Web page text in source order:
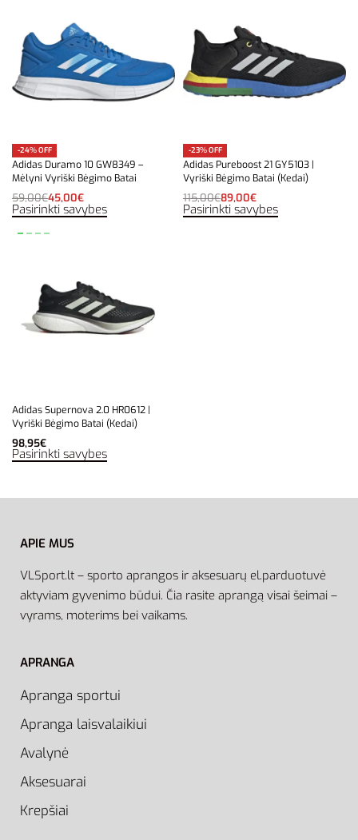
-24% OFF
Adidas Duramo 10 GW8349 –
Mėlyni Vyriški Bėgimo Batai
59,00€45,00€
Pasirinkti savybes
-23% OFF
Adidas Pureboost 21 GY5103 |
Vyriški Bėgimo Batai (Kedai)
115,00€89,00€
Pasirinkti savybes
Adidas Supernova 2.0 HR0612 |
Vyriški Bėgimo Batai (Kedai)
98,95€
Pasirinkti savybes
APIE MUS
VLSport.lt – sporto aprangos ir aksesuarų el.parduotuvė
aktyviam gyvenimo būdui. Čia rasite aprangą visai šeimai –
vyrams, moterims bei vaikams.
APRANGA
Apranga sportui
Apranga laisvalaikiui
Avalynė
Aksesuarai
Krepšiai